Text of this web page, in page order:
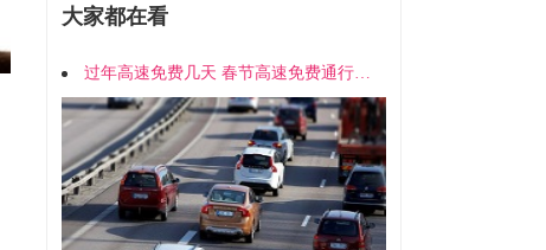
大家都在看
过年高速免费几天 春节高速免费通行时间